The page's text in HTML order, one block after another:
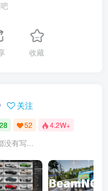
收藏
关注
28 52 4.2W+
没有写...